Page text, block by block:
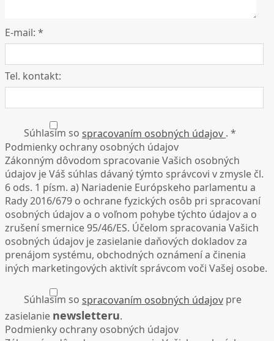
E-mail: *
Tel. kontakt:
Súhlasím so spracovaním osobných údajov . *
Podmienky ochrany osobných údajov
Zákonným dôvodom spracovanie Vašich osobných
údajov je Váš súhlas dávaný týmto správcovi v zmysle čl.
6 ods. 1 písm. a) Nariadenie Európskeho parlamentu a
Rady 2016/679 o ochrane fyzických osôb pri spracovaní
osobných údajov a o voľnom pohybe týchto údajov a o
zrušení smernice 95/46/ES. Účelom spracovania Vašich
osobných údajov je zasielanie daňových dokladov za
prenájom systému, obchodných oznámení a činenia
iných marketingových aktivít správcom voči Vašej osobe.
Súhlasím so spracovaním osobných údajov pre
zasielanie newsletteru.
Podmienky ochrany osobných údajov